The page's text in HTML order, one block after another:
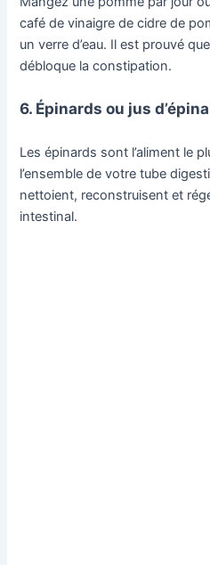
café de vinaigre de cidre de
un verre d’eau. Il est prouvé
débloque la constipation.
6. Épinards ou jus
Les épinards sont l’aliment le
l’ensemble de votre tube
nettoient, reconstruisent et
intestinal.